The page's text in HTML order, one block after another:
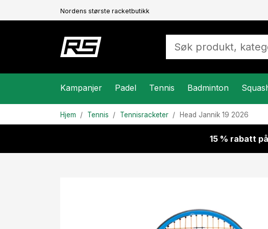
Nordens største racketbutikk
Kampanjer Padel Tennis Badminton
Hjem Tennis Tennisracketer Head Jannik 19 2026
15 % rabatt